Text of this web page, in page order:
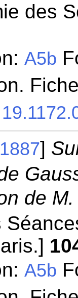
des
A5b
1887]
de
A5b